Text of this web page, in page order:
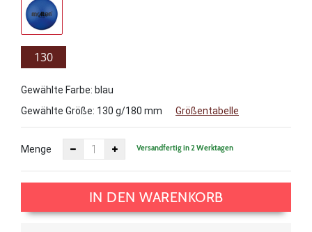
130
Gewählte Farbe: blau
Gewählte Größe: 130 g/180 mm Größentabelle
Menge Versandfertig in 2 Werktagen
IN DEN WARENKORB